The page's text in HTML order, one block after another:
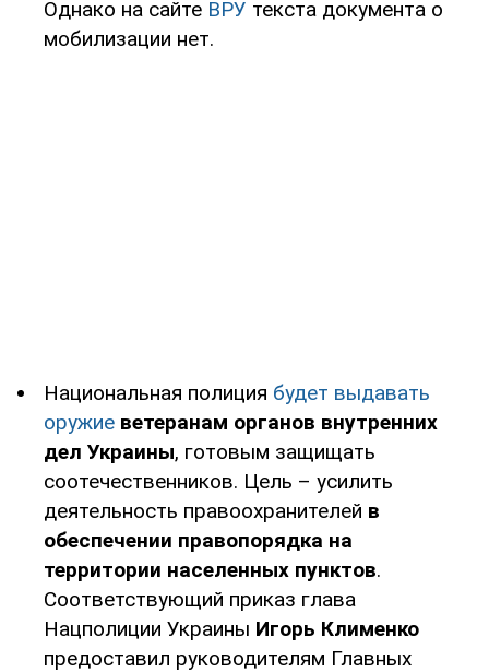
Однако на сайте ВРУ текста документа о
мобилизации нет.
Национальная полиция будет выдавать
оружие ветеранам органов внутренних
дел Украины, готовым защищать
соотечественников. Цель – усилить
деятельность правоохранителей в
обеспечении правопорядка на
территории населенных пунктов.
Соответствующий приказ глава
Нацполиции Украины Игорь Клименко
предоставил руководителям Главных